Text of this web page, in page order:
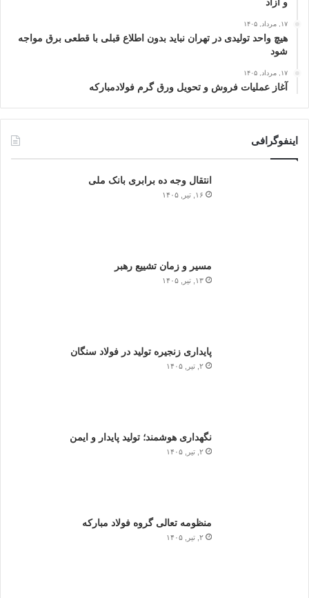
۱۷, مرداد, ۱۴۰۵
هیچ واحد تولیدی در تهران نباید بدون اطلاع قبلی با قطعی برق مواجه
شود
۱۷, مرداد, ۱۴۰۵
آغاز عملیات فروش و تحویل ورق گرم فولادمبارکه
اینفوگرافی
انتقال وجه ده برابری بانک ملی
۱۶, تیر, ۱۴۰۵
مسیر و زمان تشییع رهبر
۱۳, تیر, ۱۴۰۵
پایداری زنجیره تولید در فولاد سنگان
۲, تیر, ۱۴۰۵
نگهداری هوشمند؛ تولید پایدار و ایمن
۲, تیر, ۱۴۰۵
منظومه تعالی گروه فولاد مبارکه
۲, تیر, ۱۴۰۵